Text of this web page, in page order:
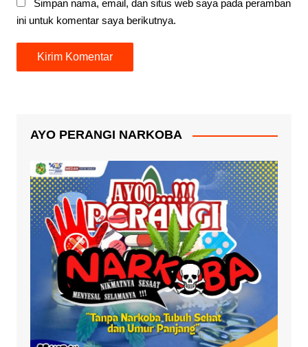
Simpan nama, email, dan situs web saya pada peramban
ini untuk komentar saya berikutnya.
AYO PERANGI NARKOBA